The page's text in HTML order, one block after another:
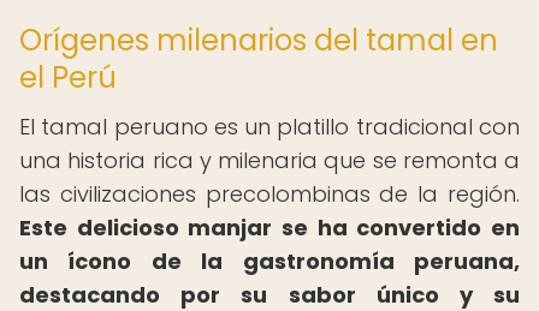
Orígenes milenarios del tamal en
el Perú
El tamal peruano es un platillo tradicional con
una historia rica y milenaria que se remonta a
las civilizaciones precolombinas de la región.
Este delicioso manjar se ha convertido en
un ícono de la gastronomía peruana,
destacando por su sabor único y su